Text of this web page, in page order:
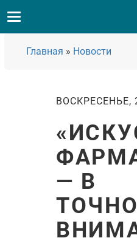
Главная » Новости
ВОСКРЕСЕНЬЕ,
— В